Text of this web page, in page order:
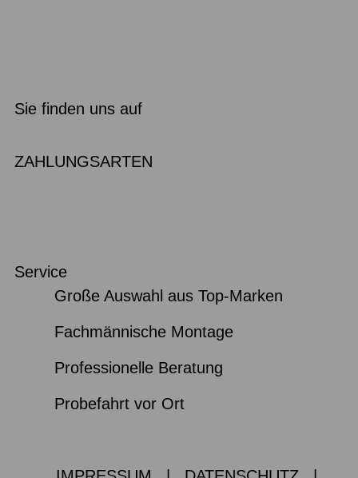
Sie finden uns auf
ZAHLUNGSARTEN
Service
Große Auswahl aus Top-Marken
Fachmännische Montage
Professionelle Beratung
Probefahrt vor Ort